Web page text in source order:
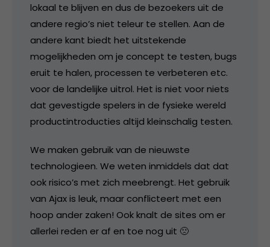
lokaal te blijven en dus de bezoekers uit de
andere regio’s niet teleur te stellen. Aan de
andere kant biedt het uitstekende
mogelijkheden om je concept te testen, bugs
eruit te halen, processen te verbeteren etc.
voor de landelijke uitrol. Het is niet voor niets
dat gevestigde spelers in de fysieke wereld
productintroducties altijd kleinschalig testen.
We maken gebruik van de nieuwste
technologieen. We weten inmiddels dat dat
ook risico’s met zich meebrengt. Het gebruik
van Ajax is leuk, maar conflicteert met een
hoop ander zaken! Ook knalt de sites om er
allerlei reden er af en toe nog uit 🙁